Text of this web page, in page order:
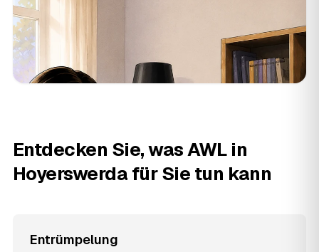
Entdecken Sie, was AWL in
Hoyerswerda für Sie tun kann
Entrümpelung